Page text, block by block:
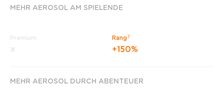
MEHR AEROSOL AM SPIELENDE
Premium Rang7
+150%
MEHR AEROSOL DURCH ABENTEUER